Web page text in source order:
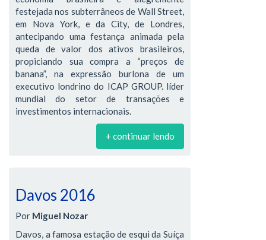
festejada nos subterrâneos de Wall Street,
em Nova York, e da City, de Londres,
antecipando uma festança animada pela
queda de valor dos ativos brasileiros,
propiciando sua compra a “preços de
banana”, na expressão burlona de um
executivo londrino do ICAP GROUP. líder
mundial do setor de transações e
investimentos internacionais.
+ continuar lendo
Davos 2016
Por Miguel Nozar
Davos, a famosa estação de esqui da Suíça